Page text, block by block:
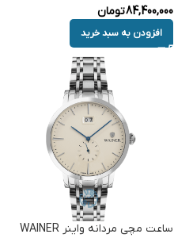
84,400,000تومان
افزودن به سبد خرید
ساعت مچی مردانه واینر WAINER